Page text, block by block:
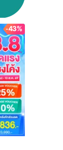
-43%